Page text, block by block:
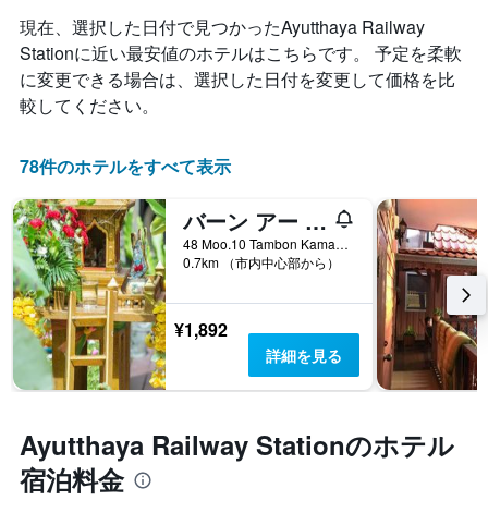
現在、選択した日付で見つかったAyutthaya Railway
Stationに近い最安値のホテルはこちらです。 予定を柔軟
に変更できる場合は、選択した日付を変更して価格を比
較してください。
78件のホテルをすべて表示
バーン アー ゴング リバーサイド ホームステイ
48 Moo.10 Tambon Kamang, プラアコーンシー・アユタヤ, タイ
0.7km （市内中心部から）
¥1,892
詳細を見る
Ayutthaya Railway Stationのホテル
宿泊料金